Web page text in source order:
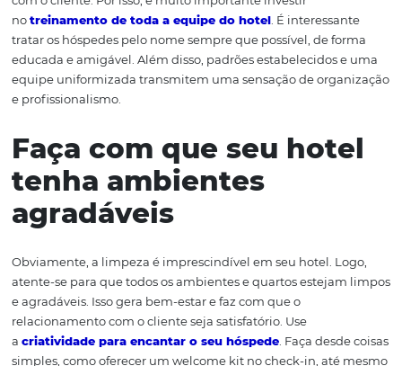
pontos turísticos da sua cidade, faça anúncios
noFacebooke, até mesmo, envie newsletters
por
e-mail, de forma responsável e informativa.
Treine seus
A imagem que seus funcionários passam para os
dos atributos mais importantes para um bom
com o cliente. Por isso, é muito importante investir
tratar os hóspedes pelo nome sempre que possível, de
educada e amigável. Além disso, padrões estabelecidos
equipe uniformizada transmitem uma sensação de
e profissionalismo.